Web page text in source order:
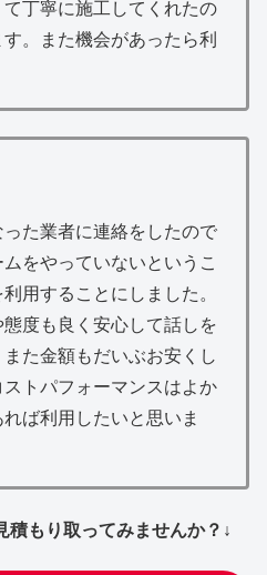
丁寧に施工してくれたの
。また機会があったら利
た業者に連絡をしたので
をやっていないというこ
用することにしました。
度も良く安心して話しを
た金額もだいぶお安くし
トパフォーマンスはよか
ば利用したいと思いま
積もり取ってみませんか？↓